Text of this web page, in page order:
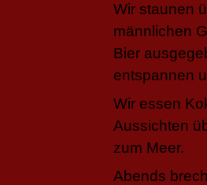
Wir staunen
männlichen
Bier
entspannen
Wir essen
Aussichten
zum Meer.
Abends